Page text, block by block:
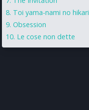
Toi yama-nami no hikari
Obsession
Le cose non dette